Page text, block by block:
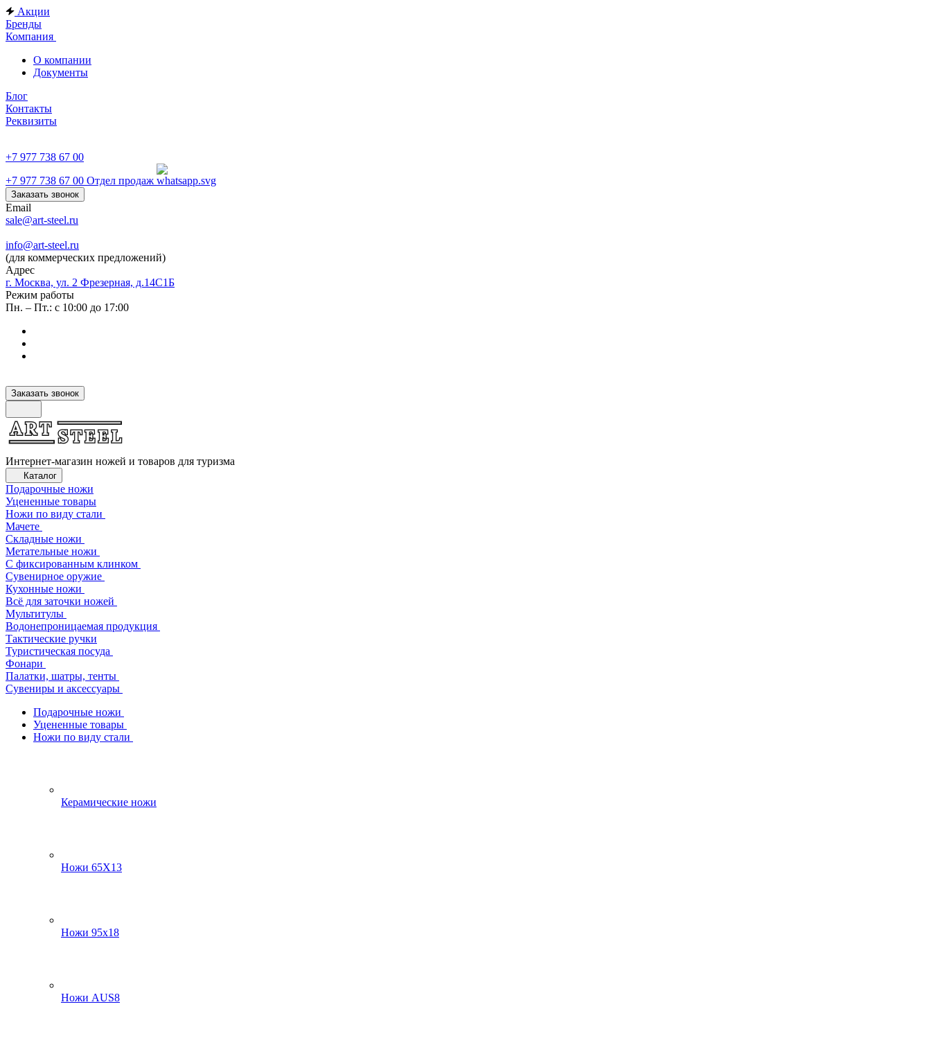
Акции
Бренды
Компания
О компании
Документы
Блог
Контакты
Реквизиты
+7 977 738 67 00
+7 977 738 67 00 Отдел продаж
Заказать звонок
Email
sale@art-steel.ru
info@art-steel.ru
(для коммерческих предложений)
Адрес
г. Москва, ул. 2 Фрезерная, д.14С1Б
Режим работы
Пн. – Пт.: с 10:00 до 17:00
Заказать звонок
Интернет-магазин ножей и товаров для туризма
Каталог
Подарочные ножи
Уцененные товары
Ножи по виду стали
Мачете
Складные ножи
Метательные ножи
С фиксированным клинком
Сувенирное оружие
Кухонные ножи
Всё для заточки ножей
Мультитулы
Водонепроницаемая продукция
Тактические ручки
Туристическая посуда
Фонари
Палатки, шатры, тенты
Сувениры и аксессуары
Подарочные ножи
Уцененные товары
Ножи по виду стали
Керамические ножи
Ножи 65Х13
Ножи 95х18
Ножи AUS8